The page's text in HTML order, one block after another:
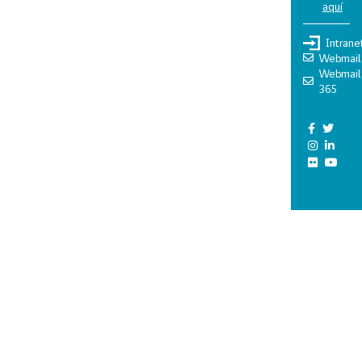
aquí
Webmail
Webmail
365